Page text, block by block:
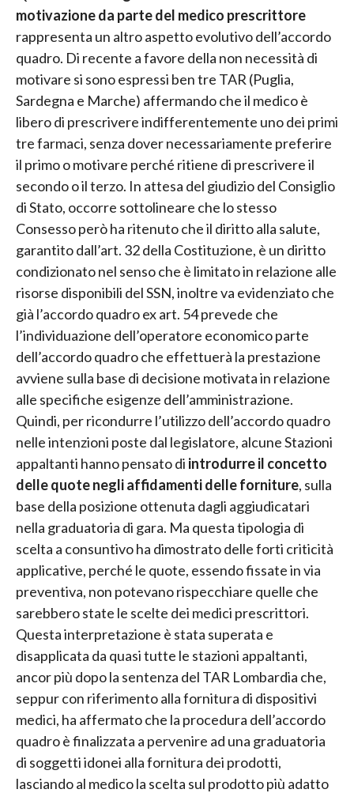
motivazione da parte del medico prescrittore
rappresenta un altro aspetto evolutivo dell’accordo
quadro. Di recente a favore della non necessità di
motivare si sono espressi ben tre TAR (Puglia,
Sardegna e Marche) affermando che il medico è
libero di prescrivere indifferentemente uno dei primi
tre farmaci, senza dover necessariamente preferire
il primo o motivare perché ritiene di prescrivere il
secondo o il terzo. In attesa del giudizio del Consiglio
di Stato, occorre sottolineare che lo stesso
Consesso però ha ritenuto che il diritto alla salute,
garantito dall’art. 32 della Costituzione, è un diritto
condizionato nel senso che è limitato in relazione alle
risorse disponibili del SSN, inoltre va evidenziato che
già l’accordo quadro ex art. 54 prevede che
l’individuazione dell’operatore economico parte
dell’accordo quadro che effettuerà la prestazione
avviene sulla base di decisione motivata in relazione
alle specifiche esigenze dell’amministrazione.
Quindi, per ricondurre l’utilizzo dell’accordo quadro
nelle intenzioni poste dal legislatore, alcune Stazioni
appaltanti hanno pensato di introdurre il concetto
delle quote negli affidamenti delle forniture, sulla
base della posizione ottenuta dagli aggiudicatari
nella graduatoria di gara. Ma questa tipologia di
scelta a consuntivo ha dimostrato delle forti criticità
applicative, perché le quote, essendo fissate in via
preventiva, non potevano rispecchiare quelle che
sarebbero state le scelte dei medici prescrittori.
Questa interpretazione è stata superata e
disapplicata da quasi tutte le stazioni appaltanti,
ancor più dopo la sentenza del TAR Lombardia che,
seppur con riferimento alla fornitura di dispositivi
medici, ha affermato che la procedura dell’accordo
quadro è finalizzata a pervenire ad una graduatoria
di soggetti idonei alla fornitura dei prodotti,
lasciando al medico la scelta sul prodotto più adatto